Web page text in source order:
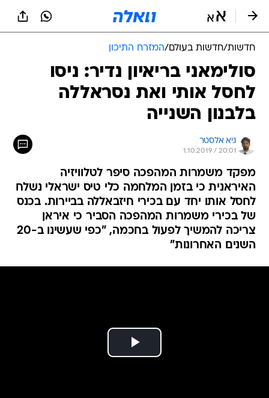
חדשות/חדשות בעולם/המזרח התיכון
סולימאני בריאיון נדיר: ניסו
לחסל אותי ואת נסראללה
בלבנון השנייה
גיא אלסטר
1.10.2019 / 20:01
מפקד משמרות המהפכה סיפר לטלוויזיה
האיראנית כי בזמן המלחמה כלי טיס ישראלי נשלח
לחסל אותו יחד עם בכירי חיזבאללה בביירות. בכנס
של בכירי משמרות המהפכה הסביר כי איראן
צריכה להמשיך לפעול בחכמה, "כפי שעשינו ב-20
השנים האחרונות"